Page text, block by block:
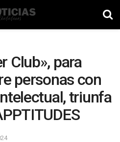
Club», para
personas con
triunfa